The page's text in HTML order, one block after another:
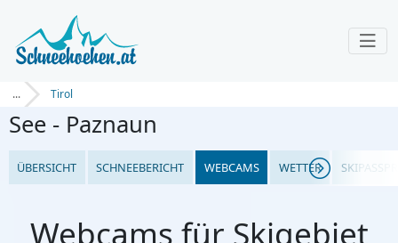
... Tirol
See - Paznaun
ÜBERSICHT SCHNEEBERICHT WEBCAMS WETTER
Webcams für Skigebiet